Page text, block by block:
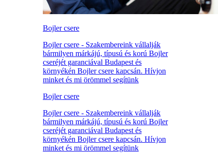
Bojler csere
Bojler csere - Szakembereink vállalják
bármilyen márkájú, típusú és korú Bojler
cseréjét garanciával Budapest és
környékén Bojler csere kapcsán. Hívjon
minket és mi örömmel segítünk
Bojler csere
Bojler csere - Szakembereink vállalják
bármilyen márkájú, típusú és korú Bojler
cseréjét garanciával Budapest és
környékén Bojler csere kapcsán. Hívjon
minket és mi örömmel segítünk